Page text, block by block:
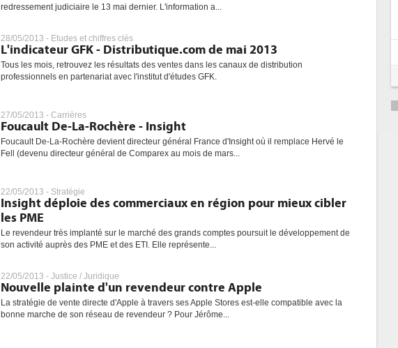
redressement judiciaire le 13 mai dernier. L'information a...
28/05/2013 - Etudes et chiffres clés
L'indicateur GFK - Distributique.com de mai 2013
Tous les mois, retrouvez les résultats des ventes dans les canaux de distribution
professionnels en partenariat avec l'institut d'études GFK.
27/05/2013 - Carrières
Foucault De-La-Rochère - Insight
Foucault De-La-Rochère devient directeur général France d'Insight où il remplace Hervé le
Fell (devenu directeur général de Comparex au mois de mars...
22/05/2013 - Stratégie
Insight déploie des commerciaux en région pour mieux cibler
les PME
Le revendeur très implanté sur le marché des grands comptes poursuit le développement de
son activité auprès des PME et des ETI. Elle représente...
22/05/2013 - Justice / Juridique
Nouvelle plainte d'un revendeur contre Apple
La stratégie de vente directe d'Apple à travers ses Apple Stores est-elle compatible avec la
bonne marche de son réseau de revendeur ? Pour Jérôme...
IA et conformité : un